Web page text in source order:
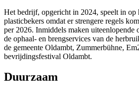
Het bedrijf, opgericht in 2024, speelt in op
plasticbekers omdat er strengere regels
per 2026. Inmiddels maken uiteenlopende
de ophaal- en brengservices van de
de gemeente Oldambt, Zummerbühne,
bevrijdingsfestival Oldambt.
Duurzaam